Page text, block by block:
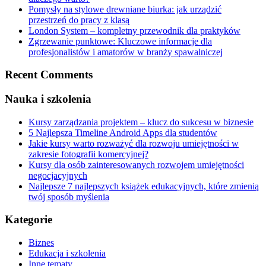
Pomysły na stylowe drewniane biurka: jak urządzić
przestrzeń do pracy z klasą
London System – kompletny przewodnik dla praktyków
Zgrzewanie punktowe: Kluczowe informacje dla
profesjonalistów i amatorów w branży spawalniczej
Recent Comments
Nauka i szkolenia
Kursy zarządzania projektem – klucz do sukcesu w biznesie
5 Najlepsza Timeline Android Apps dla studentów
Jakie kursy warto rozważyć dla rozwoju umiejętności w
zakresie fotografii komercyjnej?
Kursy dla osób zainteresowanych rozwojem umiejętności
negocjacyjnych
Najlepsze 7 najlepszych książek edukacyjnych, które zmienią
twój sposób myślenia
Kategorie
Biznes
Edukacja i szkolenia